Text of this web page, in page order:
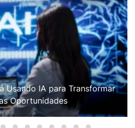
Usando IA para Transformar
Oportunidades